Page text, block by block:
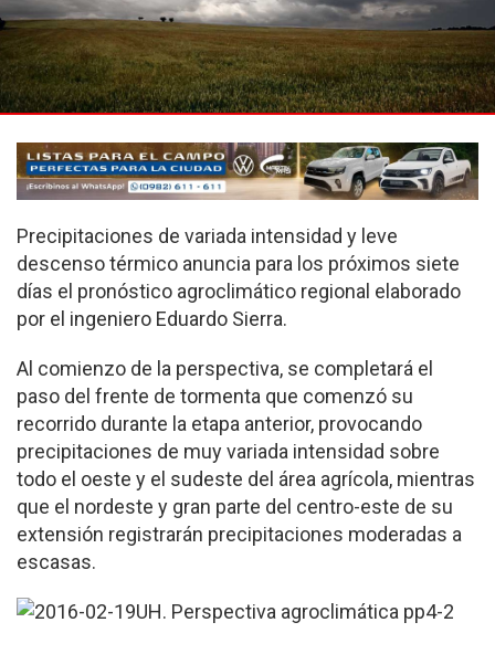
Precipitaciones de variada intensidad y leve
descenso térmico anuncia para los próximos siete
días el pronóstico agroclimático regional elaborado
por el ingeniero Eduardo Sierra.
Al comienzo de la perspectiva, se completará el
paso del frente de tormenta que comenzó su
recorrido durante la etapa anterior, provocando
precipitaciones de muy variada intensidad sobre
todo el oeste y el sudeste del área agrícola, mientras
que el nordeste y gran parte del centro-este de su
extensión registrarán precipitaciones moderadas a
escasas.